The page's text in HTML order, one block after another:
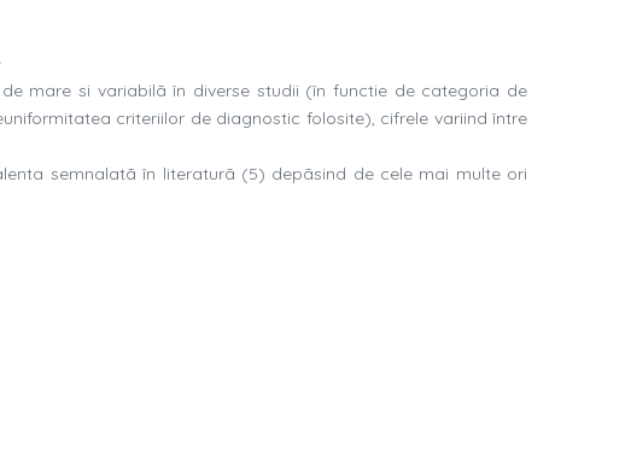
mare si variabilã în diverse studii (în functie de categoria de
criteriilor de diagnostic folosite), cifrele variind între
semnalatã în literaturã (5) depãsind de cele mai multe ori